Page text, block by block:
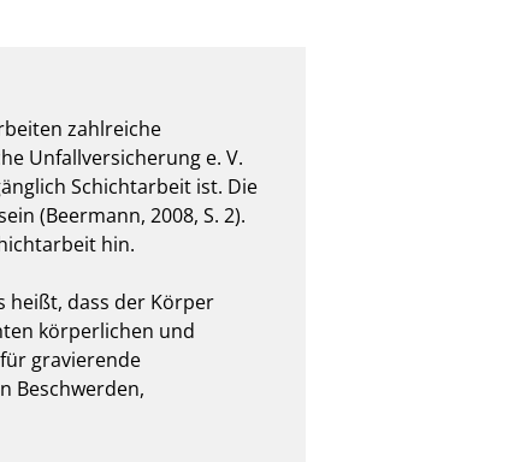
zahlreiche
Unfallversicherung e. V.
Schichtarbeit ist. Die
(Beermann, 2008, S. 2).
hin.
heißt, dass der Körper
körperlichen und
gravierende
Beschwerden,